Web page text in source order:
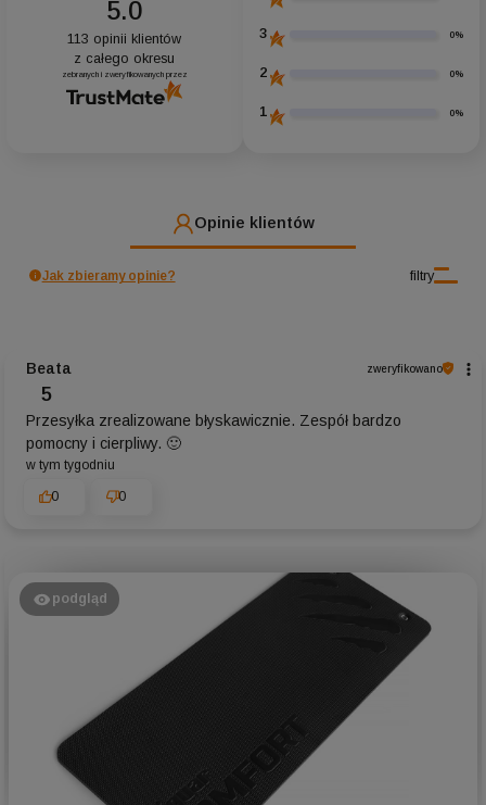
5.0
113 opinii klientów
z całego okresu
zebranych i zweryfikowanych przez
3 0%
2 0%
1 0%
Opinie klientów
filtry
Jak zbieramy opinie?
Beata zweryfikowano
5
Przesyłka zrealizowane błyskawicznie. Zespół bardzo
pomocny i cierpliwy. 🙂
w tym tygodniu
0 0
podgląd